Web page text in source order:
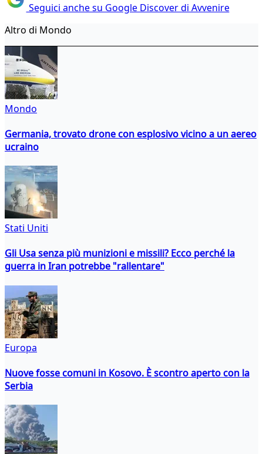
Seguici anche su Google Discover di Avvenire
Altro di Mondo
Mondo
Germania, trovato drone con esplosivo vicino a un aereo
ucraino
Stati Uniti
Gli Usa senza più munizioni e missili? Ecco perché la
guerra in Iran potrebbe "rallentare"
Europa
Nuove fosse comuni in Kosovo. È scontro aperto con la
Serbia